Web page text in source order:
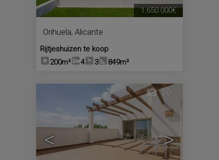
Orihuela, Alicante
Rijtjeshuizen te koop
200m²
4 3 849m²
1.650.000€
< >
10